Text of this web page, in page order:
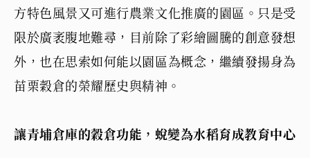
方特色風景又可進行農業文化推廣的園區。只是受
限於廣袤腹地難尋，目前除了彩繪圖騰的創意發想
外，也在思索如何能以園區為概念，繼續發揚身為
苗栗穀倉的榮耀歷史與精神。
讓青埔倉庫的穀倉功能，蛻變為水稻育成教育中心